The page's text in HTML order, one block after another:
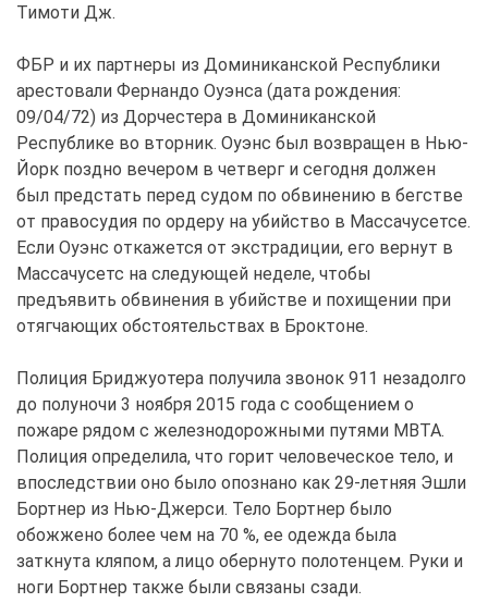
Тимоти Дж.
ФБР и их партнеры из Доминиканской Республики
арестовали Фернандо Оуэнса (дата рождения:
09/04/72) из Дорчестера в Доминиканской
Республике во вторник. Оуэнс был возвращен в Нью-
Йорк поздно вечером в четверг и сегодня должен
был предстать перед судом по обвинению в бегстве
от правосудия по ордеру на убийство в Массачусетсе.
Если Оуэнс откажется от экстрадиции, его вернут в
Массачусетс на следующей неделе, чтобы
предъявить обвинения в убийстве и похищении при
отягчающих обстоятельствах в Броктоне.
Полиция Бриджуотера получила звонок 911 незадолго
до полуночи 3 ноября 2015 года с сообщением о
пожаре рядом с железнодорожными путями MBTA.
Полиция определила, что горит человеческое тело, и
впоследствии оно было опознано как 29-летняя Эшли
Бортнер из Нью-Джерси. Тело Бортнер было
обожжено более чем на 70 %, ее одежда была
заткнута кляпом, а лицо обернуто полотенцем. Руки и
ноги Бортнер также были связаны сзади.